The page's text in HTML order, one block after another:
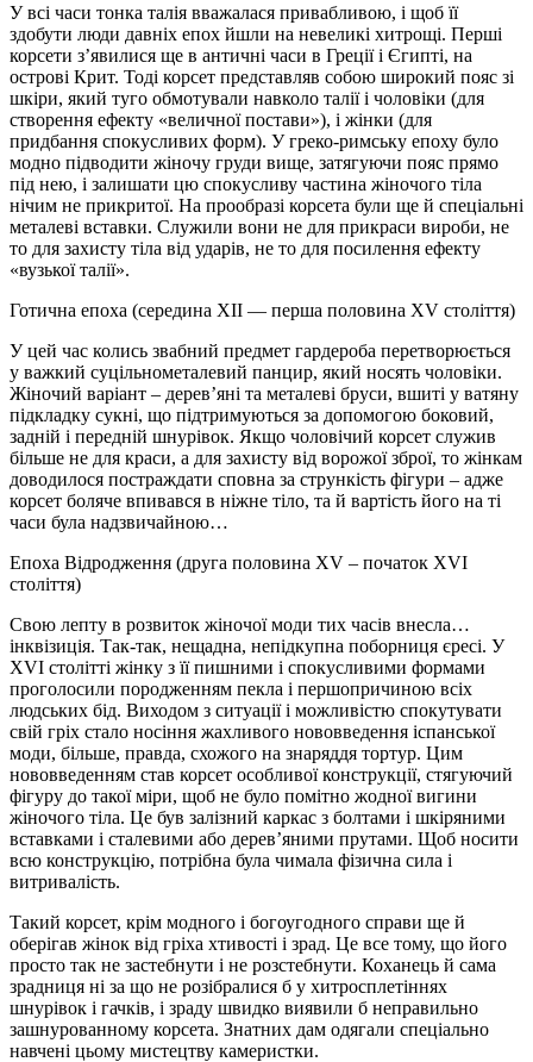
У всі часи тонка талія вважалася привабливою, і щоб її
здобути люди давніх епох йшли на невеликі хитрощі. Перші
корсети з’явилися ще в античні часи в Греції і Єгипті, на
острові Крит. Тоді корсет представляв собою широкий пояс зі
шкіри, який туго обмотували навколо талії і чоловіки (для
створення ефекту «величної постави»), і жінки (для
придбання спокусливих форм). У греко-римську епоху було
модно підводити жіночу груди вище, затягуючи пояс прямо
під нею, і залишати цю спокусливу частина жіночого тіла
нічим не прикритої. На прообразі корсета були ще й спеціальні
металеві вставки. Служили вони не для прикраси вироби, не
то для захисту тіла від ударів, не то для посилення ефекту
«вузької талії».
Готична епоха (середина XII — перша половина XV століття)
У цей час колись звабний предмет гардероба перетворюється
у важкий суцільнометалевий панцир, який носять чоловіки.
Жіночий варіант – дерев’яні та металеві бруси, вшиті у ватяну
підкладку сукні, що підтримуються за допомогою боковий,
задній і передній шнурівок. Якщо чоловічий корсет служив
більше не для краси, а для захисту від ворожої зброї, то жінкам
доводилося постраждати сповна за стрункість фігури – адже
корсет боляче впивався в ніжне тіло, та й вартість його на ті
часи була надзвичайною…
Епоха Відродження (друга половина XV – початок XVI
століття)
Свою лепту в розвиток жіночої моди тих часів внесла…
інквізиція. Так-так, нещадна, непідкупна поборниця єресі. У
ХVI столітті жінку з її пишними і спокусливими формами
проголосили породженням пекла і першопричиною всіх
людських бід. Виходом з ситуації і можливістю спокутувати
свій гріх стало носіння жахливого нововведення іспанської
моди, більше, правда, схожого на знаряддя тортур. Цим
нововведенням став корсет особливої конструкції, стягуючий
фігуру до такої міри, щоб не було помітно жодної вигини
жіночого тіла. Це був залізний каркас з болтами і шкіряними
вставками і сталевими або дерев’яними прутами. Щоб носити
всю конструкцію, потрібна була чимала фізична сила і
витривалість.
Такий корсет, крім модного і богоугодного справи ще й
оберігав жінок від гріха хтивості і зрад. Це все тому, що його
просто так не застебнути і не розстебнути. Коханець й сама
зрадниця ні за що не розібралися б у хитросплетіннях
шнурівок і гачків, і зраду швидко виявили б неправильно
зашнурованному корсета. Знатних дам одягали спеціально
навчені цьому мистецтву камеристки.